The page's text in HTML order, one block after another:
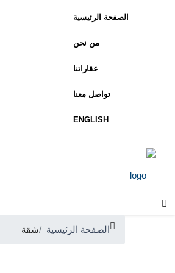
الصفحة الرئيسية
من نحن
عقاراتنا
تواصل معنا
ENGLISH
الصفحة الرئيسية شقة